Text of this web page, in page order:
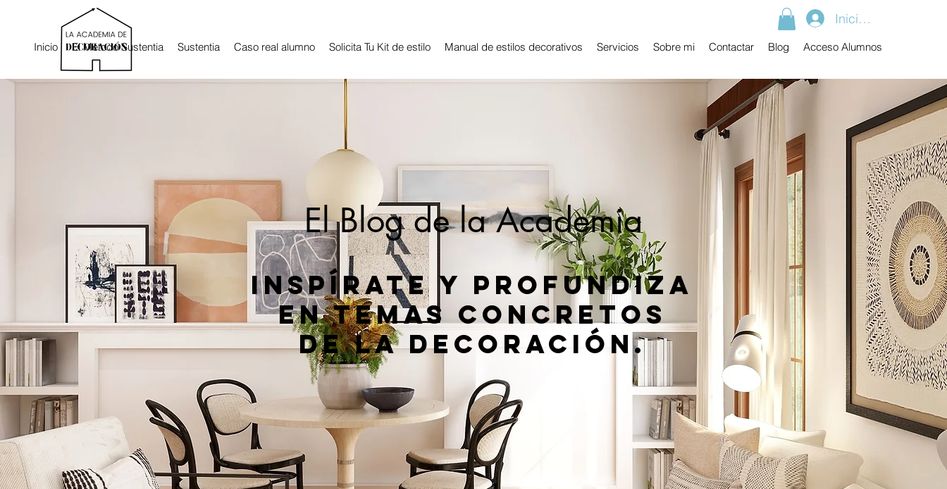
Iniciar sesión
Inicio El Método Sustentia Sustentia Caso real alumno Solicita Tu Kit de estilo Manual de estilos decorativos Servicios Sobre mi Contactar Blog Acceso Alumnos
El Blog de la Academia
Inspírate y profundiza
en temas concretos
de la decoración.